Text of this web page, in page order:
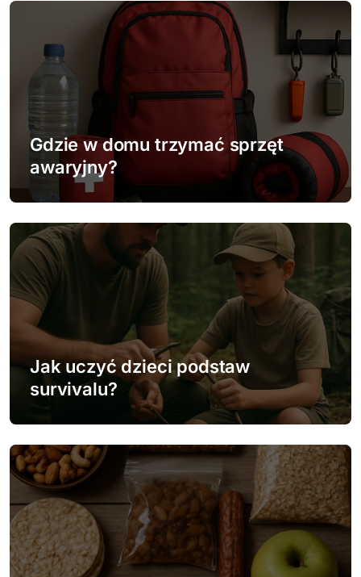
a
w
p
i
s
u
Gdzie w domu trzymać sprzęt
awaryjny?
Jak uczyć dzieci podstaw
survivalu?